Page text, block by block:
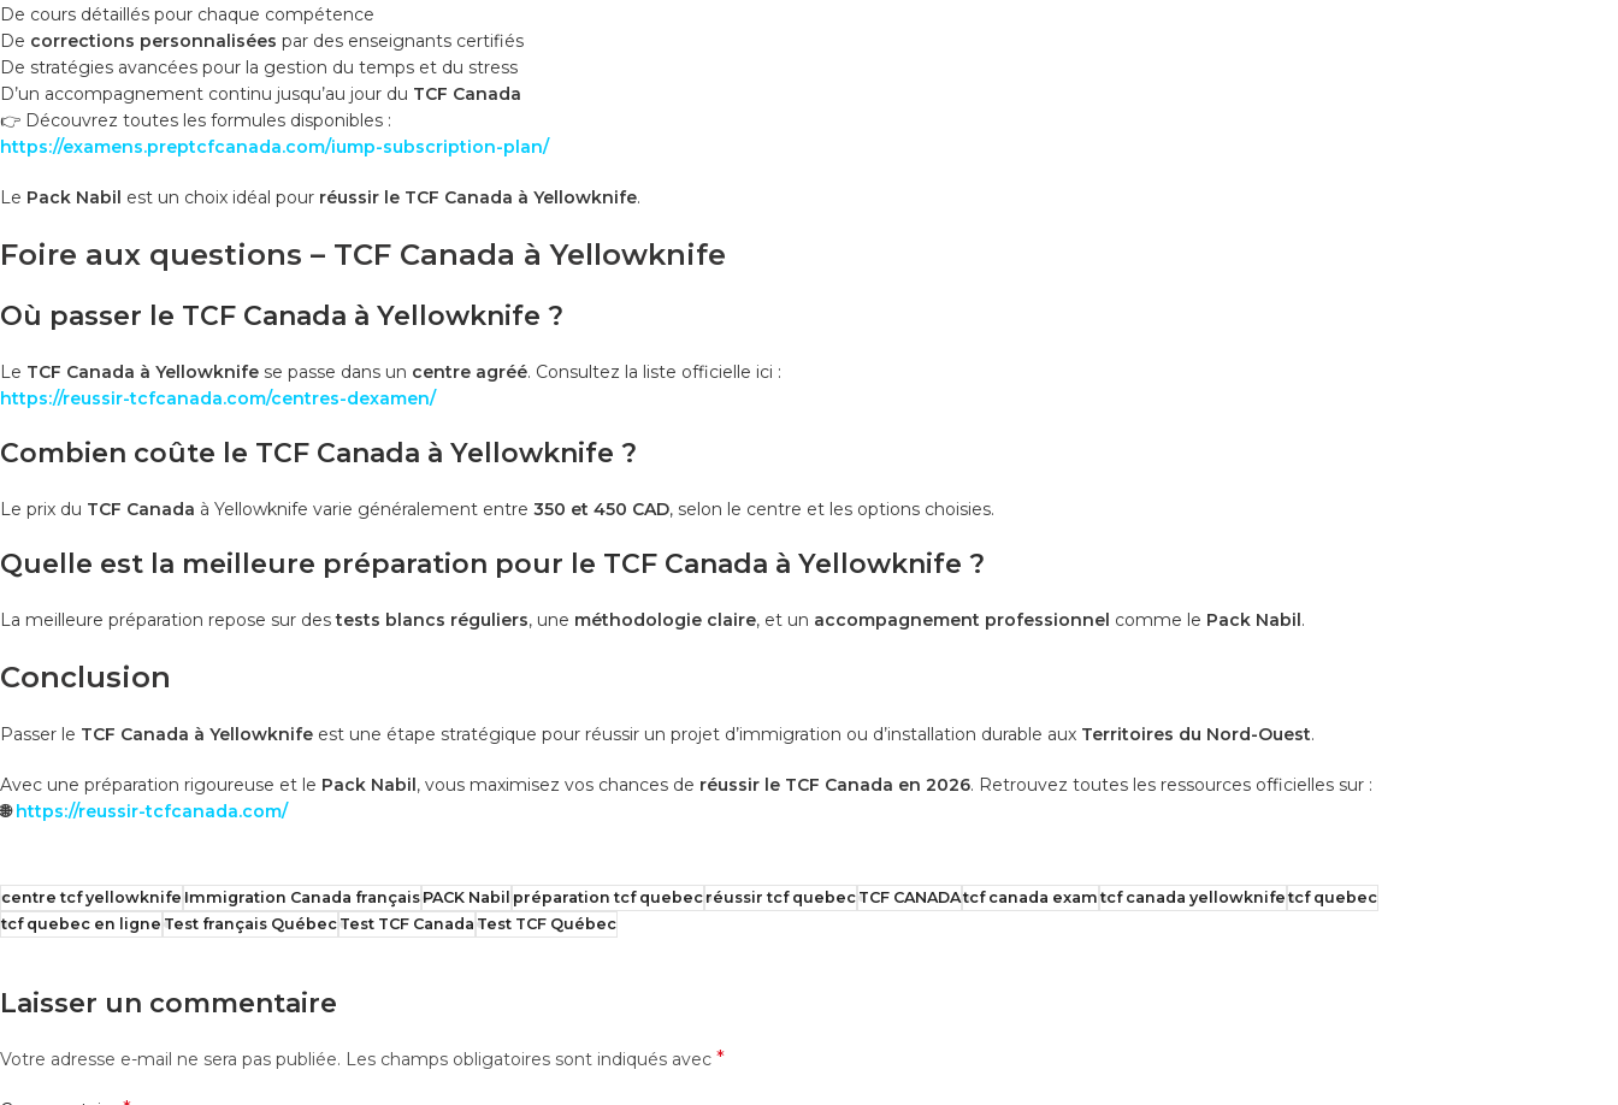
De cours détaillés pour chaque compétence
De corrections personnalisées par des enseignants certifiés
De stratégies avancées pour la gestion du temps et du stress
D’un accompagnement continu jusqu’au jour du TCF Canada
👉 Découvrez toutes les formules disponibles :
https://examens.preptcfcanada.com/iump-subscription-plan/
Le Pack Nabil est un choix idéal pour réussir le TCF Canada à Yellowknife.
Foire aux questions – TCF Canada à Yellowknife
Où passer le TCF Canada à Yellowknife ?
Le TCF Canada à Yellowknife se passe dans un centre agréé. Consultez la liste officielle ici :
https://reussir-tcfcanada.com/centres-dexamen/
Combien coûte le TCF Canada à Yellowknife ?
Le prix du TCF Canada à Yellowknife varie généralement entre 350 et 450 CAD, selon le centre et les options choisies.
Quelle est la meilleure préparation pour le TCF Canada à Yellowknife ?
La meilleure préparation repose sur destests blancs réguliers, une méthodologie claire, et un accompagnement professionnel comme le Pack Nabil.
Conclusion
Passer le TCF Canada à Yellowknife est une étape stratégique pour réussir un projet d’immigration ou d’installation durable aux Territoires du Nord-Ouest.
Avec une préparation rigoureuse et le Pack Nabil, vous maximisez vos chances de réussir le TCF Canada en 2026. Retrouvez toutes les ressources officielles sur :
🌐 https://reussir-tcfcanada.com/
centre tcf yellowknife Immigration Canada françaisPACK Nabil préparation tcf quebecréussir tcf quebecTCF CANADAtcf canada exam tcf canada yellowknife tcf quebec
tcf quebec en ligne Test français QuébecTest TCF Canada Test TCF Québec
Laisser un commentaire
Votre adresse e-mail ne sera pas publiée. Les champs obligatoires sont indiqués avec *